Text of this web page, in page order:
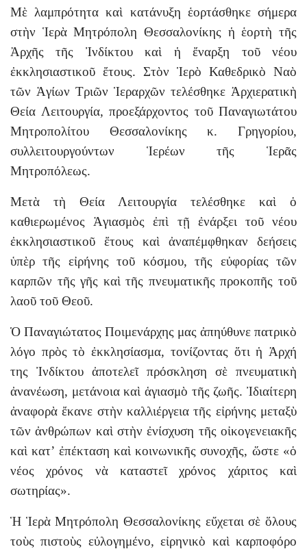
Μὲ λαμπρότητα καὶ κατάνυξη ἑορτάσθηκε σήμερα
στὴν Ἱερὰ Μητρόπολη Θεσσαλονίκης ἡ ἑορτὴ τῆς
Ἀρχῆς τῆς Ἰνδίκτου καὶ ἡ ἔναρξη τοῦ νέου
ἐκκλησιαστικοῦ ἔτους. Στὸν Ἱερὸ Καθεδρικὸ Ναὸ
τῶν Ἁγίων Τριῶν Ἱεραρχῶν τελέσθηκε Ἀρχιερατικὴ
Θεία Λειτουργία, προεξάρχοντος τοῦ Παναγιωτάτου
Μητροπολίτου Θεσσαλονίκης κ. Γρηγορίου,
συλλειτουργούντων Ἱερέων τῆς Ἱερᾶς
Μητροπόλεως.
Μετὰ τὴ Θεία Λειτουργία τελέσθηκε καὶ ὁ
καθιερωμένος Ἁγιασμὸς ἐπὶ τῇ ἐνάρξει τοῦ νέου
ἐκκλησιαστικοῦ ἔτους καὶ ἀναπέμφθηκαν δεήσεις
ὑπὲρ τῆς εἰρήνης τοῦ κόσμου, τῆς εὐφορίας τῶν
καρπῶν τῆς γῆς καὶ τῆς πνευματικῆς προκοπῆς τοῦ
λαοῦ τοῦ Θεοῦ.
Ὁ Παναγιώτατος Ποιμενάρχης μας ἀπηύθυνε πατρικὸ
λόγο πρὸς τὸ ἐκκλησίασμα, τονίζοντας ὅτι ἡ Ἀρχή
της Ἰνδίκτου ἀποτελεῖ πρόσκληση σὲ πνευματικὴ
ἀνανέωση, μετάνοια καὶ ἁγιασμὸ τῆς ζωῆς. Ἰδιαίτερη
ἀναφορὰ ἔκανε στὴν καλλιέργεια τῆς εἰρήνης μεταξὺ
τῶν ἀνθρώπων καὶ στὴν ἐνίσχυση τῆς οἰκογενειακῆς
καὶ κατ’ ἐπέκταση καὶ κοινωνικῆς συνοχῆς, ὥστε «ὁ
νέος χρόνος νὰ καταστεῖ χρόνος χάριτος καὶ
σωτηρίας».
Ἡ Ἱερὰ Μητρόπολη Θεσσαλονίκης εὔχεται σὲ ὅλους
τοὺς πιστοὺς εὐλογημένο, εἰρηνικὸ καὶ καρποφόρο